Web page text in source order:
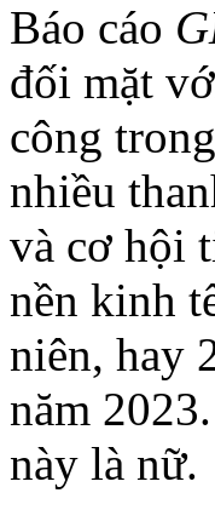
Báo cáo
đối mặt
công
nhiều
và cơ hội
nền kinh
niên, hay
năm
này là nữ.